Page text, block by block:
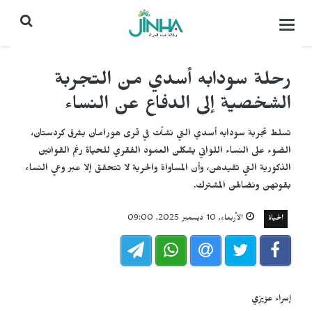
التحكم
رحلة سودابه أسدي من التجربة
الشخصية إلى الدفاع عن النساء
تسلط تجربة سودابه أسدي التي نشأت في قرى هورامان بشرق كردستان،
الضوء على النساء اللواتي يشكلن العمود الفقري للحياة رغم القوانين
الذكورية التي تقيدهن، وأن المساواة والحرية لا تتحقق إلا عبر وعي النساء
بقوتهن ونضالهن المشترك.
الحياة الأربعاء, 10 ديسمبر 2025, 09:00
إسراء عزيزي